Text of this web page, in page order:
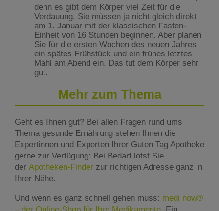
denn es gibt dem Körper viel Zeit für die
Verdauung. Sie müssen ja nicht gleich direkt
am 1. Januar mit der klassischen Fasten-
Einheit von 16 Stunden beginnen. Aber planen
Sie für die ersten Wochen des neuen Jahres
ein spätes Frühstück und ein frühes letztes
Mahl am Abend ein. Das tut dem Körper sehr
gut.
Mehr zum Thema
Geht es Ihnen gut? Bei allen Fragen rund ums
Thema gesunde Ernährung stehen Ihnen die
Expertinnen und Experten Ihrer Guten Tag Apotheke
gerne zur Verfügung: Bei Bedarf lotst Sie
der Apotheken-Finder zur richtigen Adresse ganz in
Ihrer Nähe.
Und wenn es ganz schnell gehen muss: medi now®